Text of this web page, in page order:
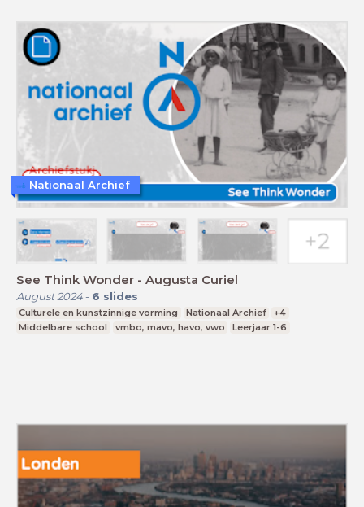
See Think Wonder - Augusta Curiel
August 2024- 6 slides
Culturele en kunstzinnige vorming Nationaal Archief
+4
Middelbare school
vmbo, mavo, havo, vwo Leerjaar 1-6
Nationaal Archief